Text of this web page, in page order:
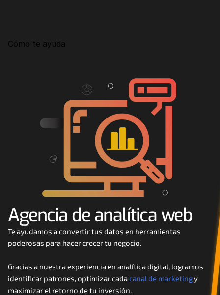
Facebook Ads
Desarrollo Web
Email marketing
Careers
About
Cómo te ayuda
Agencia de analítica web
Te ayudamos a convertir tus datos en herramientas
poderosas para hacer crecer tu negocio.
Gracias a nuestra experiencia en analítica digital, logramos
identificar patrones, optimizar cada canal de marketing y
maximizar el retorno de tu inversión.